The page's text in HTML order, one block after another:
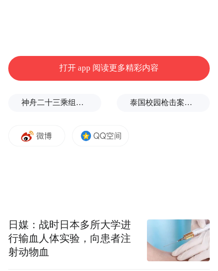
愿奔流不息的云谷飞瀑
激荡你的信心，冲刷掉所有迟疑
愿你如清风般从容
愿你们拥有青山般的定力
打开 app 阅读更多精彩内容
神舟二十三乘组新画面：在太空用超声测肌肉，常态化开展健康管理 泰国校园枪击案致9死，枪手父亲道歉
日媒：战时日本多所大学进
行输血人体实验，向患者注
射动物血